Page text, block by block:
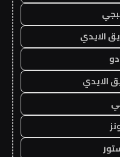
الايدي
الايدي